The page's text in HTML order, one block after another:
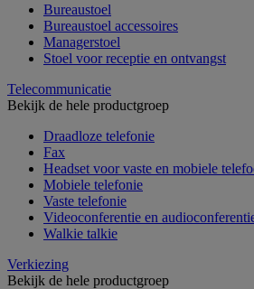
Bureaustoel
Bureaustoel accessoires
Managerstoel
Stoel voor receptie en ontvangst
Telecommunicatie
Bekijk de hele productgroep
Draadloze telefonie
Fax
Headset voor vaste en mobiele
Mobiele telefonie
Vaste telefonie
Videoconferentie en
Walkie talkie
Verkiezing
Bekijk de hele productgroep